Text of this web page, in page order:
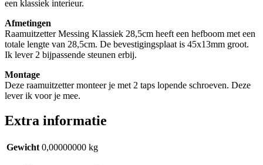
een klassiek interieur.
Afmetingen
Raamuitzetter Messing Klassiek 28,5cm heeft een hefboom met een
totale lengte van 28,5cm. De bevestigingsplaat is 45x13mm groot.
Ik lever 2 bijpassende steunen erbij.
Montage
Deze raamuitzetter monteer je met 2 taps lopende schroeven. Deze
lever ik voor je mee.
Extra informatie
Gewicht 0,00000000 kg